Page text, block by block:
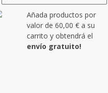
Añada productos por
valor de60,00 € a su
carrito y obtendrá el
envío gratuito!